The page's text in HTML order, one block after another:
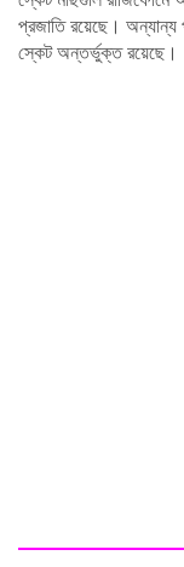
প্রজাতি রয়েছে। অন্যান্য
স্কেট অন্তর্ভুক্ত রয়েছে।